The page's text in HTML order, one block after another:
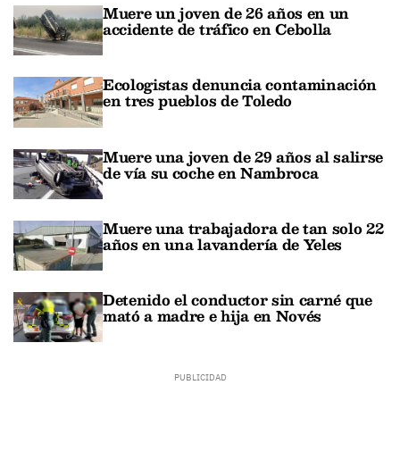
Muere un joven de 26 años en un
accidente de tráfico en Cebolla
Ecologistas denuncia contaminación
en tres pueblos de Toledo
Muere una joven de 29 años al salirse
de vía su coche en Nambroca
Muere una trabajadora de tan solo 22
años en una lavandería de Yeles
Detenido el conductor sin carné que
mató a madre e hija en Novés